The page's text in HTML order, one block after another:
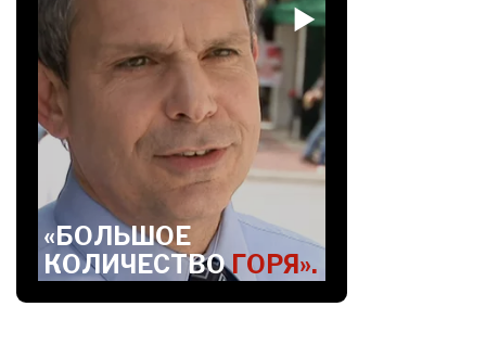
«БОЛЬШОЕ
КОЛИЧЕСТВОГОРЯ».